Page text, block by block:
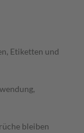
Etiketten und
bleiben